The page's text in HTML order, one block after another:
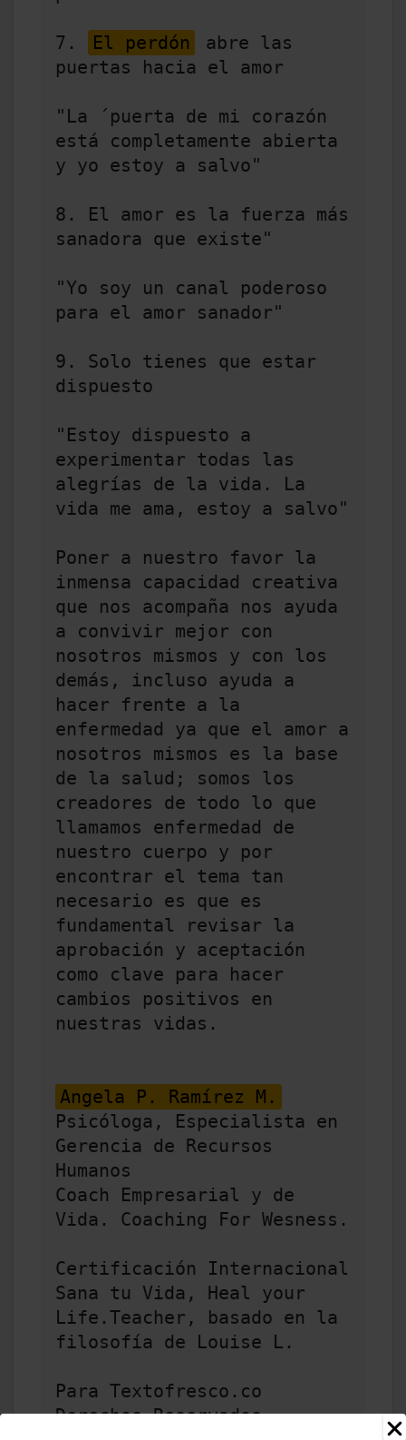
7. El perdón
abre las
puertas hacia el amor
"La ´puerta de mi corazón
está completamente abierta
y yo estoy a salvo"
8. El amor es la fuerza más
sanadora que existe"
"Yo soy un canal poderoso
para el amor sanador"
9. Solo tienes que estar
dispuesto
"Estoy dispuesto a
experimentar todas las
alegrías de la vida. La
vida me ama, estoy a salvo"
Poner a nuestro favor la
inmensa capacidad creativa
que nos acompaña nos ayuda
a convivir mejor con
nosotros mismos y con los
demás, incluso ayuda a
hacer frente a la
enfermedad ya que el amor a
nosotros mismos es la base
de la salud; somos los
creadores de todo lo que
llamamos enfermedad de
nuestro cuerpo y por
encontrar el tema tan
necesario es que es
fundamental revisar la
aprobación y aceptación
como clave para hacer
cambios positivos en
nuestras vidas.
Angela P. Ramírez M.
Psicóloga, Especialista en
Gerencia de Recursos
Humanos
Coach Empresarial y de
Vida. Coaching For Wesness.
Certificación Internacional
Sana tu Vida, Heal your
Life.Teacher, basado en la
filosofía de Louise L.
Para Textofresco.co
Derechos Reservados